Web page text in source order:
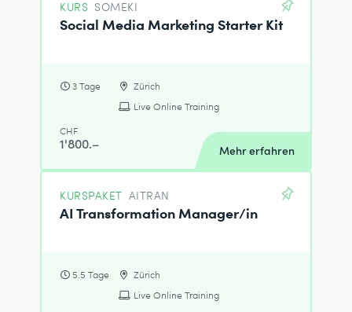
KURS SOMEKI
Social Media Marketing Starter Kit
3 Tage
Zürich
Live Online Training
CHF
1'800.– Mehr erfahren
KURSPAKET AITRAN
AI Transformation Manager/in
5.5 Tage
Zürich
Live Online Training